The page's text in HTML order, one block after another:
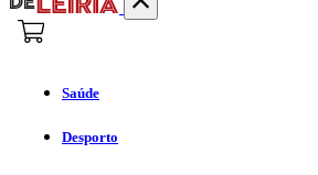
Saúde
Desporto